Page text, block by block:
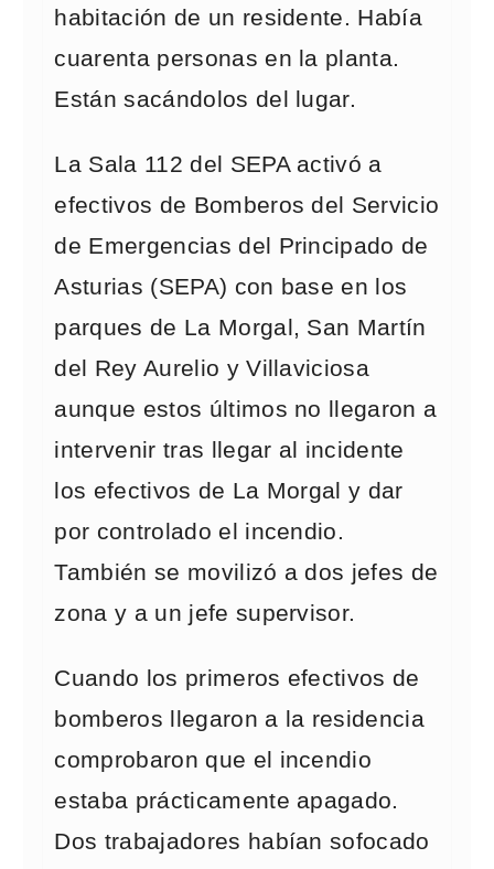
habitación de un residente. Había
cuarenta personas en la planta.
Están sacándolos del lugar.
La Sala 112 del SEPA activó a
efectivos de Bomberos del Servicio
de Emergencias del Principado de
Asturias (SEPA) con base en los
parques de La Morgal, San Martín
del Rey Aurelio y Villaviciosa
aunque estos últimos no llegaron a
intervenir tras llegar al incidente
los efectivos de La Morgal y dar
por controlado el incendio.
También se movilizó a dos jefes de
zona y a un jefe supervisor.
Cuando los primeros efectivos de
bomberos llegaron a la residencia
comprobaron que el incendio
estaba prácticamente apagado.
Dos trabajadores habían sofocado